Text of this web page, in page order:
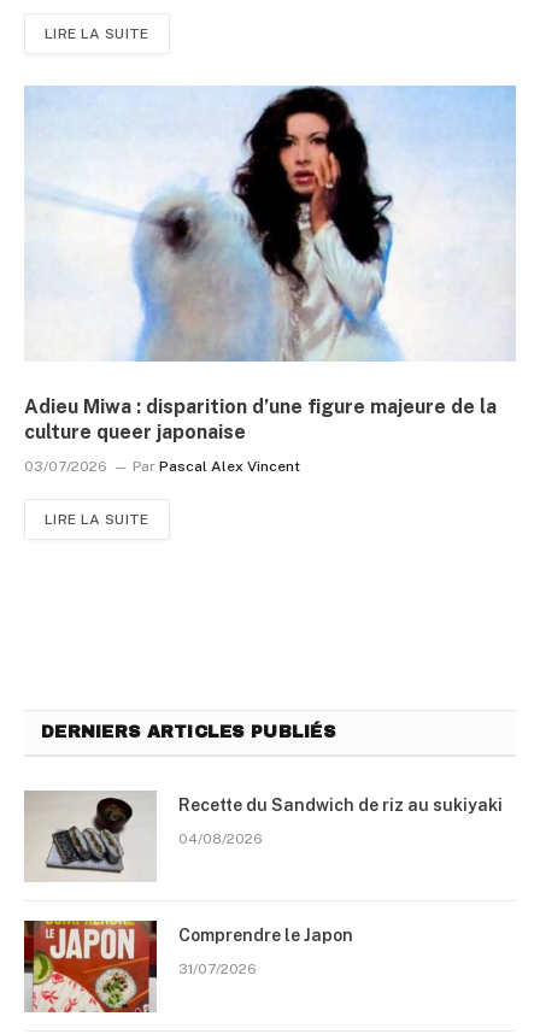
LIRE LA SUITE
Adieu Miwa : disparition d’une figure majeure de la
culture queer japonaise
03/07/2026 Par Pascal Alex Vincent
LIRE LA SUITE
DERNIERS ARTICLES PUBLIÉS
Recette du Sandwich de riz au sukiyaki
04/08/2026
Comprendre le Japon
31/07/2026